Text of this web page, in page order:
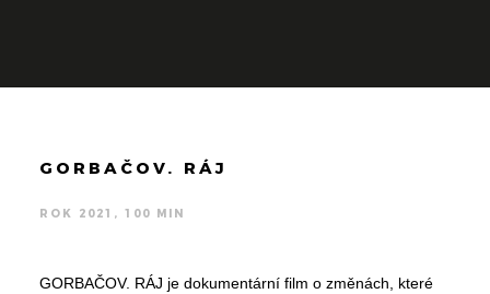
GORBAČOV. RÁJ
ROK 2021, 100 MIN
GORBAČOV. RÁJ je dokumentární film o změnách, které